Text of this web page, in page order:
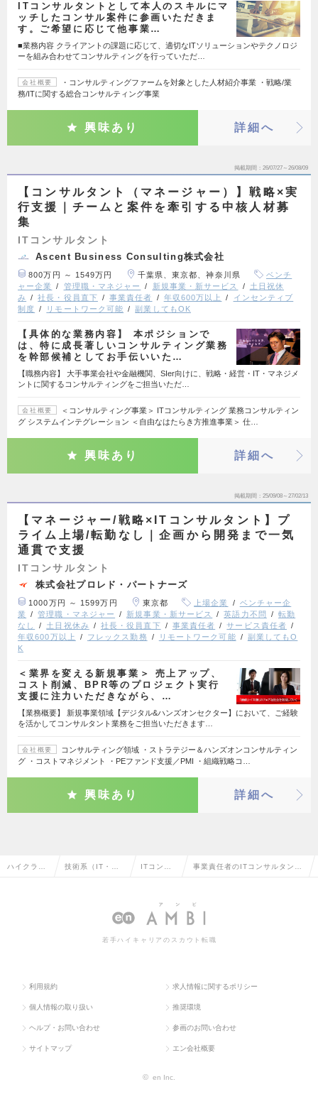
ITコンサルタントとして本人のスキルにマ
ッチしたコンサル案件に参画いただきま
す。ご希望に応じて他事業…
■業務内容 クライアントの課題に応じて、適切なITソリューションやテクノロジ
ーを組み合わせてコンサルティングを行っていただ…
会社概要
・コンサルティングファームを対象とした人材紹介事業 ・戦略/業
務/ITに関する総合コンサルティング事業
興味あり 詳細へ
掲載期間 26/07/27～26/08/09
【コンサルタント（マネージャー）】戦略×実
行支援｜チームと案件を牽引する中核人材募
集
ITコンサルタント
Ascent Business Consulting株式会社
800万円 ～ 1549万円 千葉県、東京都、神奈川県
ベンチ
ャー企業
管理職・マネジャー 新規事業・新サービス
土日祝休
み
社長・役員直下 事業責任者 年収600万以上
インセンティブ
制度
リモートワーク可能 副業してもOK
【具体的な業務内容】 本ポジションで
は、特に成長著しいコンサルティング業務
を幹部候補としてお手伝いいた…
【職務内容】 大手事業会社や金融機関、SIer向けに、戦略・経営・IT・マネジメ
ントに関するコンサルティングをご担当いただ…
会社概要
＜コンサルティング事業＞ ITコンサルティング 業務コンサルティン
グ システムインテグレーション ＜自由なはたらき方推進事業＞ 仕…
興味あり 詳細へ
掲載期間 25/09/08～27/02/13
【マネージャー/戦略×ITコンサルタント】プ
ライム上場/転勤なし｜企画から開発まで一気
通貫で支援
ITコンサルタント
株式会社プロレド・パートナーズ
1000万円 ～ 1599万円 東京都 上場企業
ベンチャー企
業
管理職・マネジャー 新規事業・新サービス 英語力不問
転勤
なし
土日祝休み 社長・役員直下 事業責任者
サービス責任者
年収600万以上
フレックス勤務 リモートワーク可能
副業してもO
K
＜業界を変える新規事業＞ 売上アップ、
コスト削減、BPR等のプロジェクト実行
支援に注力いただきながら、…
【業務概要】 新規事業領域【デジタル&ハンズオンセクター】において、ご経験
を活かしてコンサルタント業務をご担当いただきます…
会社概要
コンサルティング領域 ・ストラテジー＆ハンズオンコンサルティン
グ ・コストマネジメント ・PEファンド支援／PMI ・組織戦略コ…
興味あり 詳細へ
ハイクラス 技術系（IT・We ITコンサ 事業責任者のITコンサルタント
若手ハイキャリアのスカウト転職
利用規約 求人情報に関するポリシー
個人情報の取り扱い 推奨環境
ヘルプ・お問い合わせ 参画のお問い合わせ
サイトマップ エン会社概要
© en Inc.